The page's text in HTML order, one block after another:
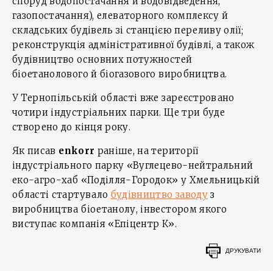
газопостачання), елеваторного комплексу й
складських будівель зі станцією переливу олії;
реконструкція адміністративної будівлі, а також
будівництво основних потужностей
біоетанолового й біогазового виробництва.
У Тернопільській області вже зареєстровано
чотири індустріальних парки. Ще три буде
створено до кінця року.
Як писав enkorr раніше, на території
індустріального парку «Вуглецево-нейтральний
еко-агро-хаб «Поділля-Городок» у Хмельницькій
області стартувало будівництво заводуз
виробництва біоетанолу, інвестором якого
виступає компанія «Епіцентр К».
ДРУКУВАТИ